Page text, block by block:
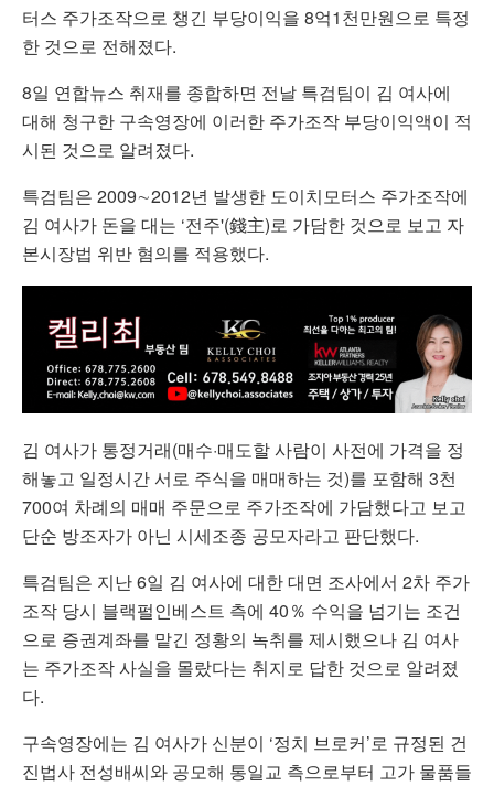
터스 주가조작으로 챙긴 부당이익을 8억1천만원으로 특정
한 것으로 전해졌다.
8일 연합뉴스 취재를 종합하면 전날 특검팀이 김 여사에
대해 청구한 구속영장에 이러한 주가조작 부당이익액이 적
시된 것으로 알려졌다.
특검팀은 2009∼2012년 발생한 도이치모터스 주가조작에
김 여사가 돈을 대는 ‘전주'(錢主)로 가담한 것으로 보고 자
본시장법 위반 혐의를 적용했다.
김 여사가 통정거래(매수·매도할 사람이 사전에 가격을 정
해놓고 일정시간 서로 주식을 매매하는 것)를 포함해 3천
700여 차례의 매매 주문으로 주가조작에 가담했다고 보고
단순 방조자가 아닌 시세조종 공모자라고 판단했다.
특검팀은 지난 6일 김 여사에 대한 대면 조사에서 2차 주가
조작 당시 블랙펄인베스트 측에 40％ 수익을 넘기는 조건
으로 증권계좌를 맡긴 정황의 녹취를 제시했으나 김 여사
는 주가조작 사실을 몰랐다는 취지로 답한 것으로 알려졌
다.
구속영장에는 김 여사가 신분이 ‘정치 브로커’로 규정된 건
진법사 전성배씨와 공모해 통일교 측으로부터 고가 물품들